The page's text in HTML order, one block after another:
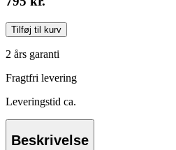
Tilføj til kurv
2 års garanti
Fragtfri levering
Leveringstid ca.
Beskrivelse